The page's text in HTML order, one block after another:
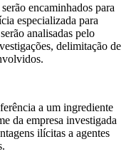
encaminhados para
especializada para
analisadas pelo
delimitação de
a um ingrediente
da empresa investigada
ilícitas a agentes